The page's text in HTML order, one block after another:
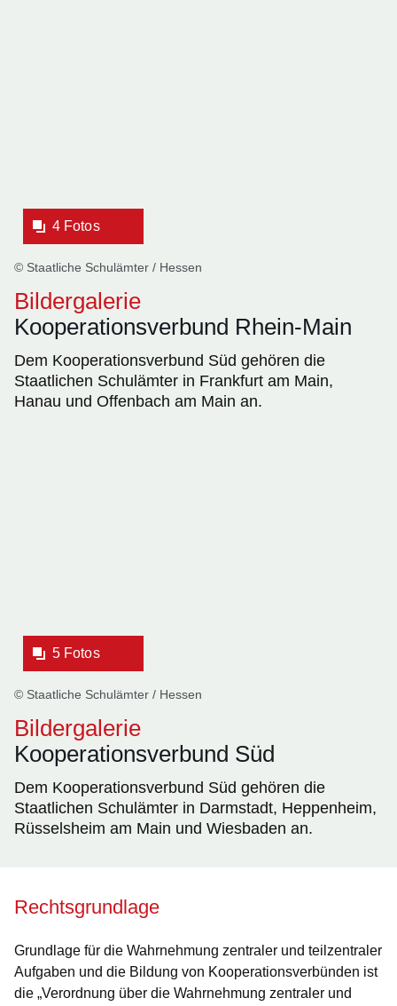
4 Fotos
© Staatliche Schulämter / Hessen
Bildergalerie
Kooperationsverbund Rhein-Main
Dem Kooperationsverbund Süd gehören die
Staatlichen Schulämter in Frankfurt am Main,
Hanau und Offenbach am Main an.
5 Fotos
© Staatliche Schulämter / Hessen
Bildergalerie
Kooperationsverbund Süd
Dem Kooperationsverbund Süd gehören die
Staatlichen Schulämter in Darmstadt, Heppenheim,
Rüsselsheim am Main und Wiesbaden an.
Rechtsgrundlage
Grundlage für die Wahrnehmung zentraler und teilzentraler
Aufgaben und die Bildung von Kooperationsverbünden ist
die „Verordnung über die Wahrnehmung zentraler und